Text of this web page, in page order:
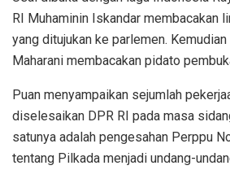
RI Muhaminin Iskandar membacakan
yang ditujukan ke parlemen.
Maharani membacakan pidato
Puan menyampaikan sejumlah
diselesaikan DPR RI pada masa
satunya adalah pengesahan Perppu
tentang Pilkada menjadi undang-